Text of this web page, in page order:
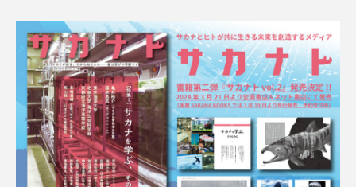
四万十川 四万十川学遊館あきついお 四国
四国水族館 図鑑 固有亜種 固有種
在来生物 地域名 城崎マリンワールド
夏 外来生物 外来種 外来魚